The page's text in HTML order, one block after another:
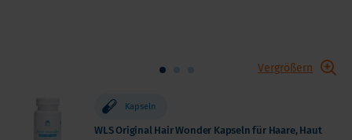
Vergrößern
Kapseln
WLS Original Hair Wonder Kapseln für Haare, Haut